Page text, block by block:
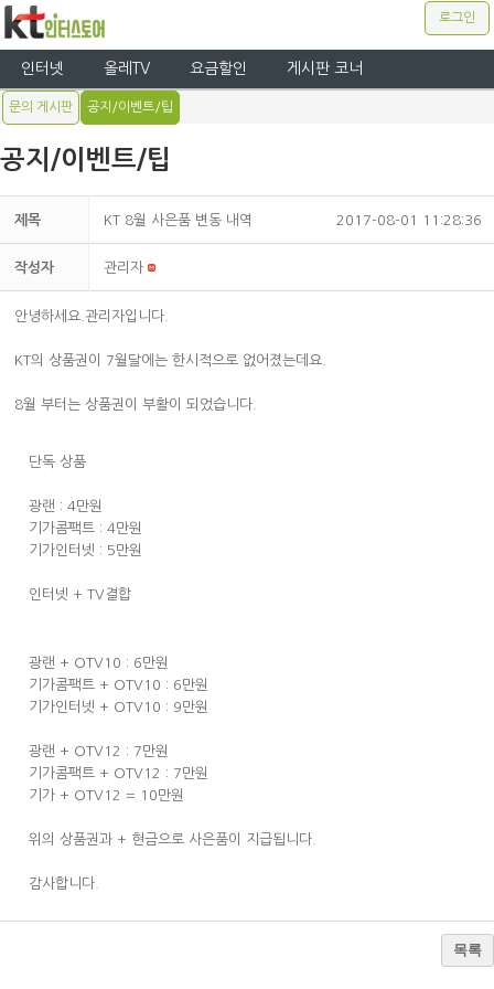
로그인
인터넷 올레TV 요금할인 게시판 코너
문의 게시판 공지/이벤트/팁
공지/이벤트/팁
제목 KT 8월 사은품 변동 내역 2017-08-01 11:28:36
작성자 관리자
안녕하세요.관리자입니다.
KT의 상품권이 7월달에는 한시적으로 없어졌는데요.
8월 부터는 상품권이 부활이 되었습니다.
단독 상품
광랜 : 4만원
기가콤팩트 : 4만원
기가인터넷 : 5만원
인터넷 + TV결합
광랜 + OTV10 : 6만원
기가콤팩트 + OTV10 : 6만원
기가인터넷 + OTV10 : 9만원
광랜 + OTV12 : 7만원
기가콤팩트 + OTV12 : 7만원
기가 + OTV12 = 10만원
위의 상품권과 + 현금으로 사은품이 지급됩니다.
감사합니다.
목록